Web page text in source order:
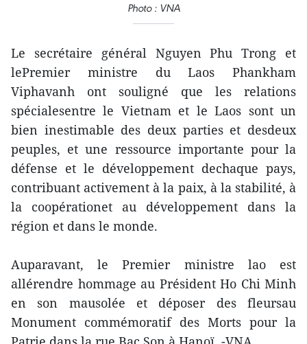
Photo : VNA
Le secrétaire général Nguyen Phu Trong et
lePremier ministre du Laos Phankham
Viphavanh ont souligné que les relations
spécialesentre le Vietnam et le Laos sont un
bien inestimable des deux parties et desdeux
peuples, et une ressource importante pour la
défense et le développement dechaque pays,
contribuant activement à la paix, à la stabilité, à
la coopérationet au développement dans la
région et dans le monde.
Auparavant, le Premier ministre lao est
allérendre hommage au Président Ho Chi Minh
en son mausolée et déposer des fleursau
Monument commémoratif des Morts pour la